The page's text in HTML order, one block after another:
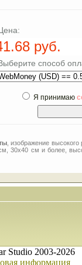
способ
Я принимаю
, изображение
30x40 см и более,
Studio 2003-2026
информация